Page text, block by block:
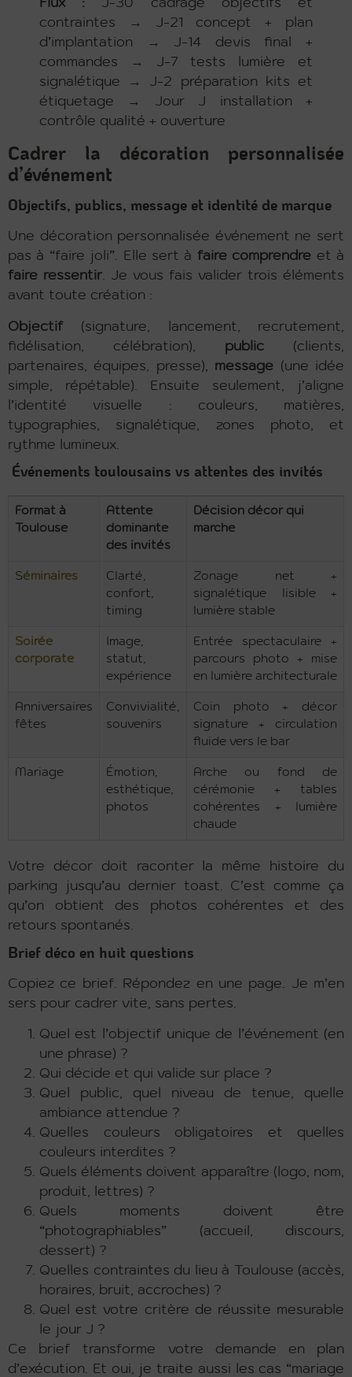
Flux : J-30 cadrage objectifs et
contraintes → J-21 concept + plan
d’implantation → J-14 devis final +
commandes → J-7 tests lumière et
signalétique → J-2 préparation kits et
étiquetage → Jour J installation +
contrôle qualité + ouverture
Cadrer la décoration personnalisée
d’événement
Objectifs, publics, message et identité de marque
Une décoration personnalisée événement ne sert
pas à “faire joli”. Elle sert à faire comprendre et à
faire ressentir. Je vous fais valider trois éléments
avant toute création :
Objectif (signature, lancement, recrutement,
fidélisation, célébration), public (clients,
partenaires, équipes, presse), message (une idée
simple, répétable). Ensuite seulement, j’aligne
l’identité visuelle : couleurs, matières,
typographies, signalétique, zones photo, et
rythme lumineux.
Événements toulousains vs attentes des invités
Format à
Toulouse
Attente
dominante
des invités
Décision décor qui
marche
Séminaires
Clarté,
confort,
timing
Zonage net +
signalétique lisible +
lumière stable
Soirée
corporate
Image,
statut,
expérience
Entrée spectaculaire +
parcours photo + mise
en lumière architecturale
Anniversaires
fêtes
Convivialité,
souvenirs
Coin photo + décor
signature + circulation
fluide vers le bar
Mariage
Émotion,
esthétique,
photos
Arche ou fond de
cérémonie + tables
cohérentes + lumière
chaude
Votre décor doit raconter la même histoire du
parking jusqu’au dernier toast. C’est comme ça
qu’on obtient des photos cohérentes et des
retours spontanés.
Brief déco en huit questions
Copiez ce brief. Répondez en une page. Je m’en
sers pour cadrer vite, sans pertes.
Quel est l’objectif unique de l’événement (en
une phrase) ?
Qui décide et qui valide sur place ?
Quel public, quel niveau de tenue, quelle
ambiance attendue ?
Quelles couleurs obligatoires et quelles
couleurs interdites ?
Quels éléments doivent apparaître (logo, nom,
produit, lettres) ?
Quels moments doivent être
“photographiables” (accueil, discours,
dessert) ?
Quelles contraintes du lieu à Toulouse (accès,
horaires, bruit, accroches) ?
Quel est votre critère de réussite mesurable
le jour J ?
Ce brief transforme votre demande en plan
d’exécution. Et oui, je traite aussi les cas “mariage